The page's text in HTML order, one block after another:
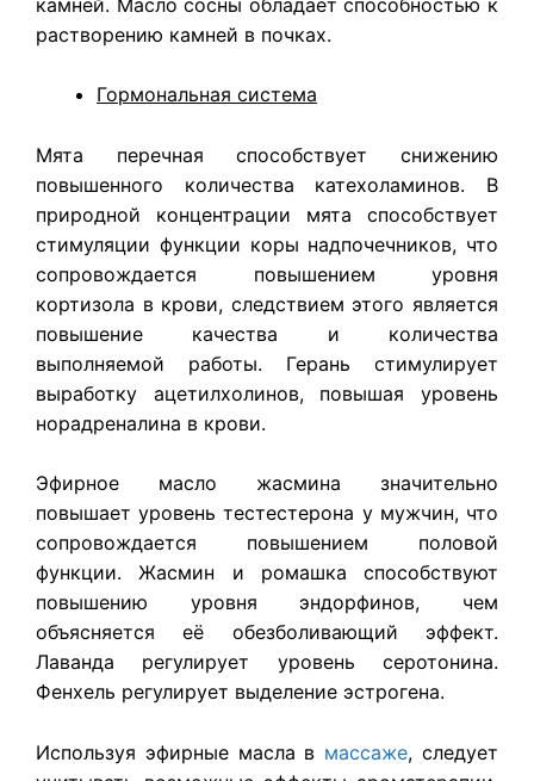
растворению камней в почках.
Гормональная система
Мята перечная способствует снижению
повышенного количества катехоламинов. В
природной концентрации мята способствует
стимуляции функции коры надпочечников, что
сопровождается повышением уровня
кортизола в крови, следствием этого является
повышение качества и количества
выполняемой работы. Герань стимулирует
выработку ацетилхолинов, повышая уровень
норадреналина в крови.
Эфирное масло жасмина значительно
повышает уровень тестестерона у мужчин, что
сопровождается повышением половой
функции. Жасмин и ромашка способствуют
повышению уровня эндорфинов, чем
объясняется её обезболивающий эффект.
Лаванда регулирует уровень серотонина.
Фенхель регулирует выделение эстрогена.
Используя эфирные масла в массаже, следует